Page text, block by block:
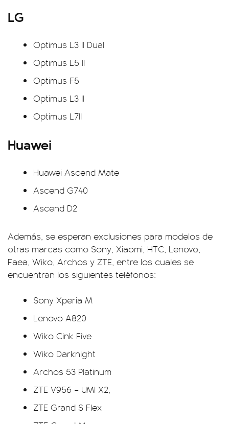
LG
Optimus L3 II Dual
Optimus L5 II
Optimus F5
Optimus L3 II
Optimus L7II
Huawei
Huawei Ascend Mate
Ascend G740
Ascend D2
Además, se esperan exclusiones para modelos de
otras marcas como Sony, Xiaomi, HTC, Lenovo,
Faea, Wiko, Archos y ZTE, entre los cuales se
encuentran los siguientes teléfonos:
Sony Xperia M
Lenovo A820
Wiko Cink Five
Wiko Darknight
Archos 53 Platinum
ZTE V956 – UMI X2,
ZTE Grand S Flex